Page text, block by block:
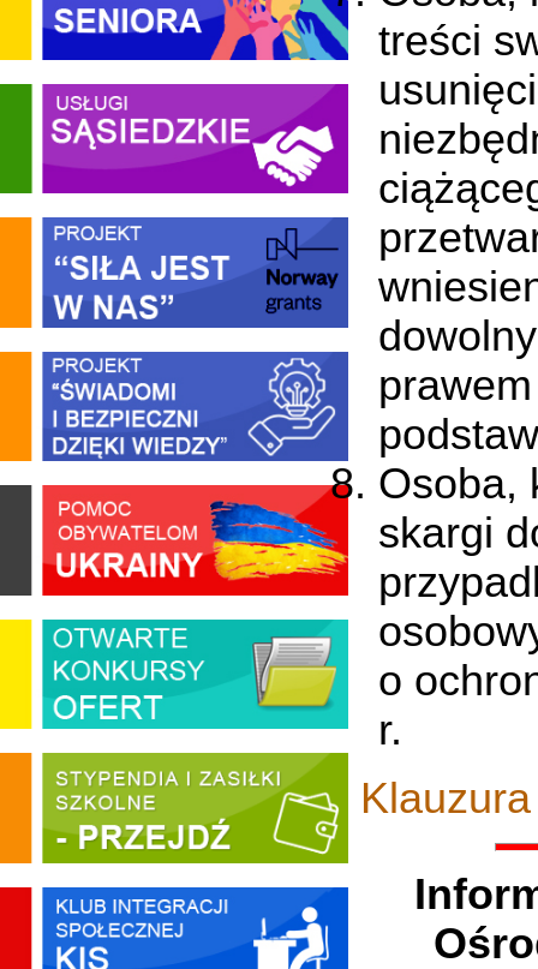
treści
Osoba,
skargi
o
r.